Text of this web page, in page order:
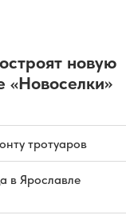
новую
«Новоселки»
тротуаров
в Ярославле